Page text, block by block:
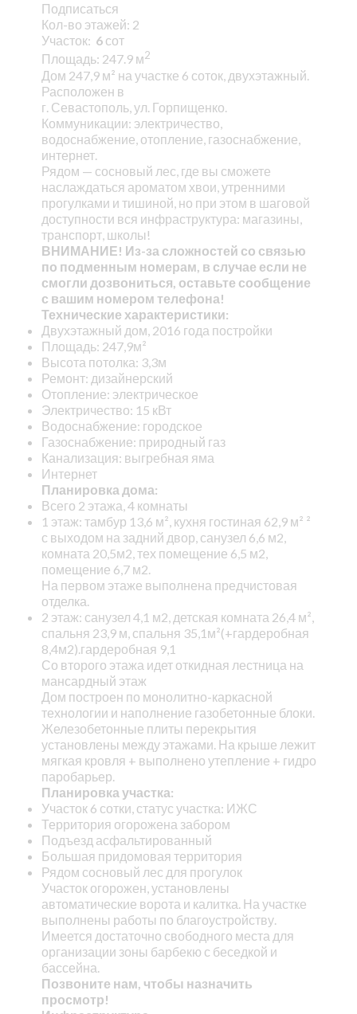
Подписаться
Кол-во этажей: 2
Участок: 6 сот
Площадь: 247.9 м2
Дом 247,9 м² на участке 6 соток, двухэтажный.
Расположен в
г. Севастополь, ул. Горпищенко.
Коммуникации: электричество,
водоснабжение, отопление, газоснабжение,
интернет.
Рядом — сосновый лес, где вы сможете
наслаждаться ароматом хвои, утренними
прогулками и тишиной, но при этом в шаговой
доступности вся инфраструктура: магазины,
транспорт, школы!
ВНИМАНИЕ! Из-за сложностей со связью
по подменным номерам, в случае если не
смогли дозвониться, оставьте сообщение
с вашим номером телефона!
Технические характеристики:
Двухэтажный дом, 2016 года постройки
Площадь: 247,9м²
Высота потолка: 3,3м
Ремонт: дизайнерский
Отопление: электрическое
Электричество: 15 кВт
Водоснабжение: городское
Газоснабжение: природный газ
Канализация: выгребная яма
Интернет
Планировка дома:
Всего 2 этажа, 4 комнаты
1 этаж: тамбур 13,6 м², кухня гостиная 62,9 м² ²
с выходом на задний двор, санузел 6,6 м2,
комната 20,5м2, тех помещение 6,5 м2,
помещение 6,7 м2.
На первом этаже выполнена предчистовая
отделка.
2 этаж: санузел 4,1 м2, детская комната 26,4 м²,
спальня 23,9 м, спальня 35,1м²(+гардеробная
8,4м2).гардеробная 9,1
Со второго этажа идет откидная лестница на
мансардный этаж
Дом построен по монолитно-каркасной
технологии и наполнение газобетонные блоки.
Железобетонные плиты перекрытия
установлены между этажами. На крыше лежит
мягкая кровля + выполнено утепление + гидро
паробарьер.
Планировка участка:
Участок 6 сотки, статус участка: ИЖС
Территория огорожена забором
Подъезд асфальтированный
Большая придомовая территория
Рядом сосновый лес для прогулок
Участок огорожен, установлены
автоматические ворота и калитка. На участке
выполнены работы по благоустройству.
Имеется достаточно свободного места для
организации зоны барбекю с беседкой и
бассейна.
Позвоните нам, чтобы назначить
просмотр!